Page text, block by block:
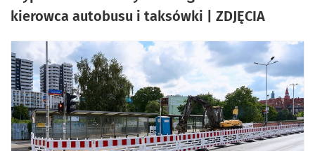
kierowca autobusu i taksówki | ZDJĘCIA